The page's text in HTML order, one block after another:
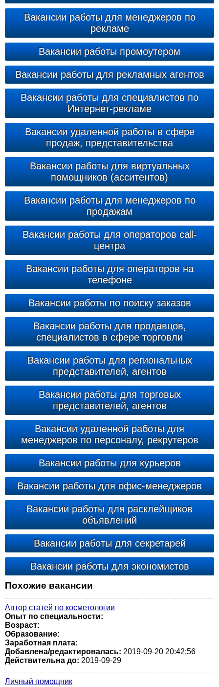
Вакансии работы для менеджеров по
рекламе
Вакансии работы промоутером
Вакансии работы для рекламных агентов
Вакансии работы для специалистов по
Интернет-рекламе
Вакансии удаленной работы в сфере
продаж, представительства
Вакансии работы для виртуальных
помощников (асситентов)
Вакансии работы для менеджеров по
продажам
Вакансии работы для операторов call-
центра
Вакансии работы для операторов на
телефоне
Вакансии работы по поиску заказов
Вакансии работы для продавцов,
специалистов в сфере торговли
Вакансии работы для региональных
представителей, агентов
Вакансии работы для торговых
представителей, агентов
Вакансии удаленной работы для
менеджеров по персоналу, рекрутеров
Вакансии работы для курьеров
Вакансии работы для офис-менеджеров
Вакансии работы для расклейщиков
объявлений
Вакансии работы для секретарей
Вакансии работы для экономистов
Похожие вакансии
Автор статей по косметологии
Опыт по специальности:
Возраст:
Образование:
Заработная плата:
Добавлена/редактировалась: 2019-09-20 20:42:56
Действительна до: 2019-09-29
Личный помощник